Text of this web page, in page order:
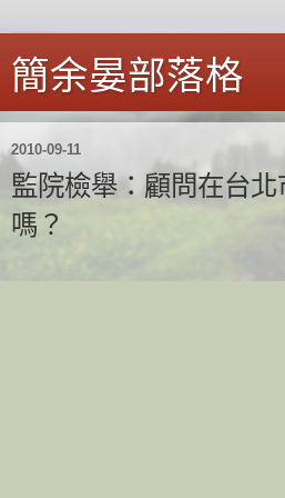
簡余晏部落格
2010-09-11
監院檢舉：顧問在台
嗎？